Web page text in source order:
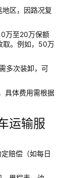
区，因路况复
万至20万保额
取。例如，50万
多次装卸，可
具体费用需根据
运输服
赔偿（如每日